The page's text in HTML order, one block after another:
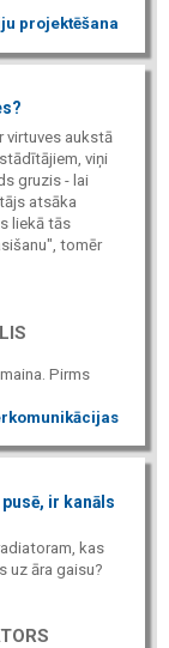
projektēšana
virtuves aukstā
viņi
gruzis - lai
atsāka
liekā tās
tomēr
Pirms
ir kanāls
kas
uz āra gaisu?